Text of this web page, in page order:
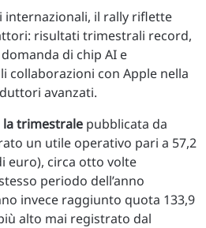
internazionali, il rally riflette
risultati trimestrali record,
di chip AI e
collaborazioni con Apple nella
avanzati.
la trimestrale pubblicata da
un utile operativo pari a 57,2
euro), circa otto volte
periodo dell’anno
invece raggiunto quota 133,9
alto mai registrato dal